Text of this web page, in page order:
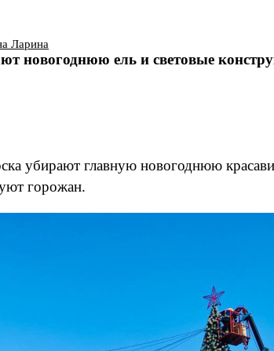
Ларина
новогоднюю ель и световые
убирают главную новогоднюю
горожан.